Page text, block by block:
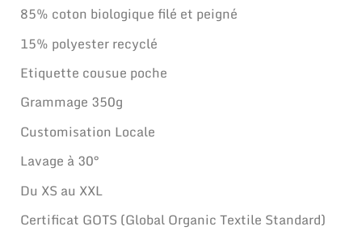
85% coton biologique filé et peigné
15% polyester recyclé
Etiquette cousue poche
Grammage 350g
Customisation Locale
Lavage à 30°
Du XS au XXL
Certificat GOTS (Global Organic Textile Standard)